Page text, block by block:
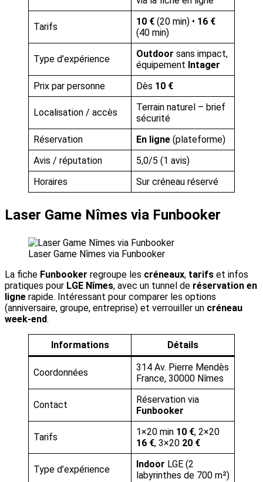
Tarifs 10 € (20 min) • 16 €
(40 min)
Type d’expérience Outdoor sans impact,
équipement Intager
Prix par personne
Dès 10 €
Localisation / accès
Terrain naturel – brief
sécurité
Réservation
En ligne (plateforme)
Avis / réputation
5,0/5 (1 avis)
Horaires
Sur créneau réservé
Laser Game Nîmes via Funbooker
Laser Game Nîmes via Funbooker
La fiche Funbooker regroupe les créneaux, tarifs et infos
pratiques pour LGE Nîmes, avec un tunnel de réservation en
ligne rapide. Intéressant pour comparer les options
(anniversaire, groupe, entreprise) et verrouiller un créneau
week-end.
Informations Détails
Coordonnées
314 Av. Pierre Mendès
France, 30000 Nîmes
Contact
Réservation via
Funbooker
Tarifs 1×20 min 10 €, 2×20
16 €, 3×20 20 €
Type d’expérience Indoor LGE (2
labyrinthes de 700 m²)